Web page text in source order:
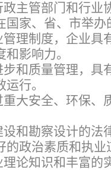
主管部门和行业
国家、省、市举
理制度，企业具
影响力。
和质量管理，具
行。
大安全、环保、
和勘察设计的法
的政治素质和执
论知识和丰富的